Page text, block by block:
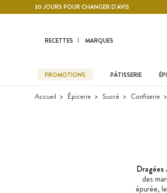
Contenu principal30 JOURS POUR CHANGER D'AVIS
RECETTES MARQUES
PROMOTIONS PÂTISSERIE
Accueil Épicerie Sucré Confiserie
des
épurée,